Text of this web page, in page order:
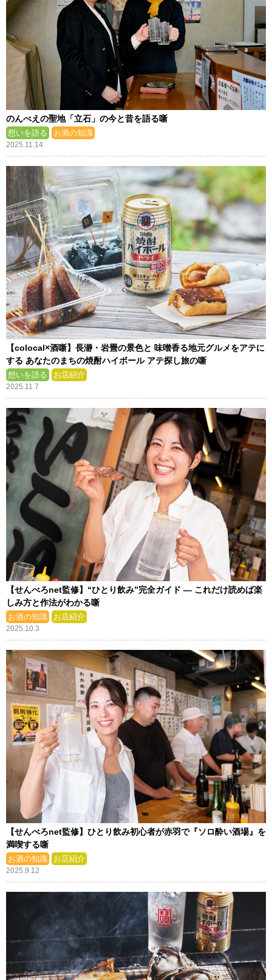
のんべえの聖地「立石」の今と昔を語る噺
想いを語る お酒の知識
2025.11.14
【colocal×酒噺】長瀞・岩畳の景色と 味噌香る地元グルメをアテに
する あなたのまちの焼酎ハイボール アテ探し旅の噺
想いを語る お店紹介
2025.11.7
【せんべろnet監修】“ひとり飲み”完全ガイド ― これだけ読めば楽
しみ方と作法がわかる噺
お酒の知識 お店紹介
2025.10.3
【せんべろnet監修】ひとり飲み初心者が赤羽で『ソロ酔い酒場』を
満喫する噺
お酒の知識 お店紹介
2025.9.12